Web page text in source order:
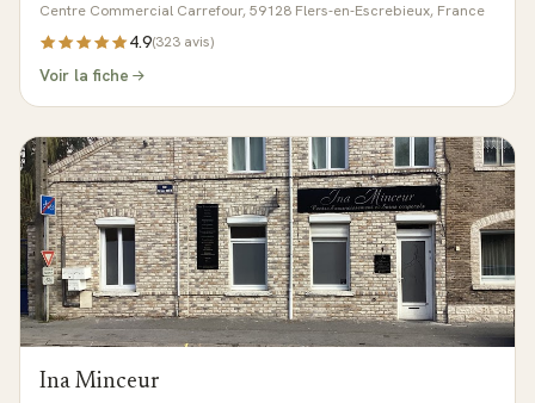
Centre Commercial Carrefour, 59128 Flers-en-Escrebieux, France
4.9(323 avis)
Voir la fiche
Ina Minceur